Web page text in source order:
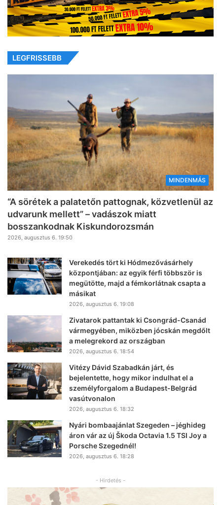
LEGFRISSEBB
MINDENMÁS
“A sörétek a palatetőn pattognak, közvetlenül az
udvarunk mellett” – vadászok miatt
bosszankodnak Kiskundorozsmán
2026, augusztus 6. 19:50
Verekedés tört ki Hódmezővásárhely
központjában: az egyik férfi többször is
megütötte, majd a fémkorlátnak csapta a
másikat
2026, augusztus 6. 19:08
Zivatarok pattantak ki Csongrád-Csanád
vármegyében, miközben jócskán megdőlt
a melegrekord az országban
2026, augusztus 6. 18:54
Vitézy Dávid Szabadkán járt, és
bejelentette, hogy mikor indulhat el a
személyforgalom a Budapest-Belgrád
vasútvonalon
2026, augusztus 6. 18:32
Nyári bombaajánlat Szegeden – jéghideg
áron vár az új Škoda Octavia 1.5 TSI Joy a
Porsche Szegednél!
2026, augusztus 6. 18:28
- Hirdetés -